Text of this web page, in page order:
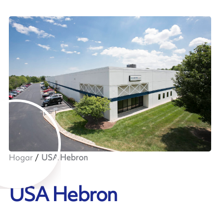
Hogar USA Hebron
USA Hebron